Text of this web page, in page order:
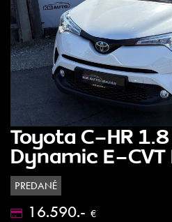
Toyota C-HR
Dynamic E-CVT
PREDANÉ
16.590.- €